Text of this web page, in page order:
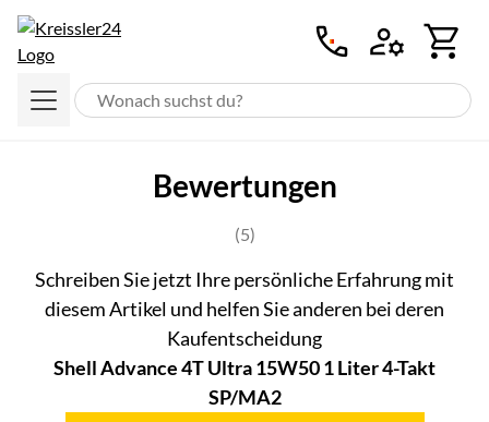
Bewertungen
Bewertung: 5 von 5 (5
(5)
Schreiben Sie jetzt Ihre persönliche Erfahrung mit
diesem Artikel und helfen Sie anderen bei deren
Kaufentscheidung
Shell Advance 4T Ultra 15W50 1 Liter 4-Takt
SP/MA2